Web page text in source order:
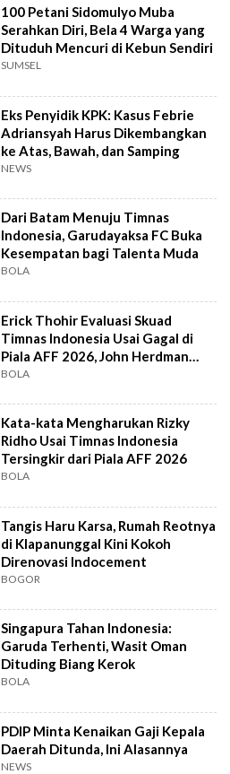
100 Petani Sidomulyo Muba
Serahkan Diri, Bela 4 Warga yang
Dituduh Mencuri di Kebun Sendiri
SUMSEL
Eks Penyidik KPK: Kasus Febrie
Adriansyah Harus Dikembangkan
ke Atas, Bawah, dan Samping
NEWS
Dari Batam Menuju Timnas
Indonesia, Garudayaksa FC Buka
Kesempatan bagi Talenta Muda
BOLA
Erick Thohir Evaluasi Skuad
Timnas Indonesia Usai Gagal di
Piala AFF 2026, John Herdman
Out?
BOLA
Kata-kata Mengharukan Rizky
Ridho Usai Timnas Indonesia
Tersingkir dari Piala AFF 2026
BOLA
Tangis Haru Karsa, Rumah Reotnya
di Klapanunggal Kini Kokoh
Direnovasi Indocement
BOGOR
Singapura Tahan Indonesia:
Garuda Terhenti, Wasit Oman
Dituding Biang Kerok
BOLA
PDIP Minta Kenaikan Gaji Kepala
Daerah Ditunda, Ini Alasannya
NEWS